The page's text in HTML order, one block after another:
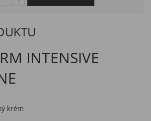
INTENSIVE
krém